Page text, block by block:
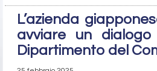
L’azienda
avviare un
Dipartimento del